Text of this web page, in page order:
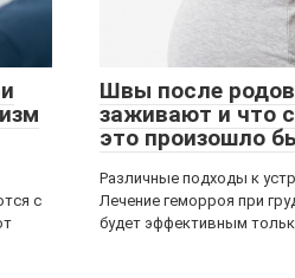
с
Швы после
заживают и что
это произошло
Различные подходы к
Лечение геморроя при
будет эффективным